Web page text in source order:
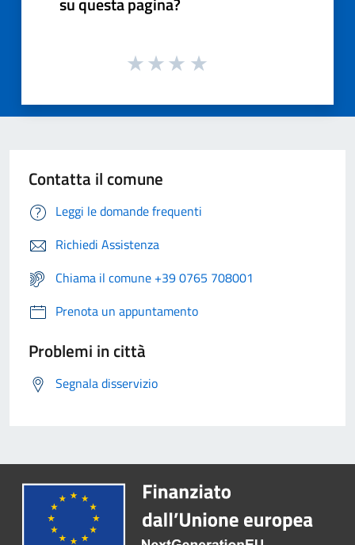
Contatta il comune
Leggi le domande frequenti
Richiedi Assistenza
Chiama il comune +39 0765 708001
Prenota un appuntamento
Problemi in città
Segnala disservizio